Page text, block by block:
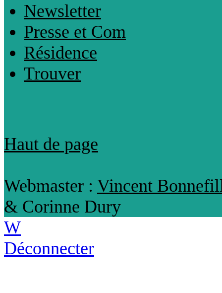
Newsletter
Presse et Com
Résidence
Trouver
Haut de page
Webmaster : Vincent
& Corinne Dury
W
Déconnecter